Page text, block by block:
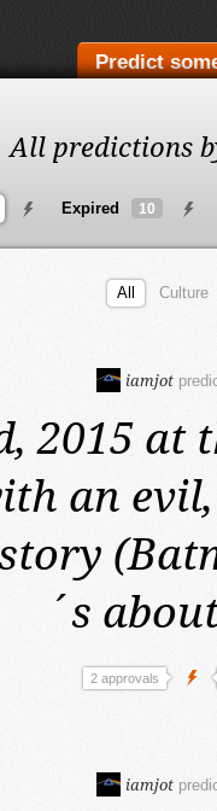
Predict
All predictions
Expired 10
All Culture
iamjot
2015 at
an
´s
2 approvals
iamjot